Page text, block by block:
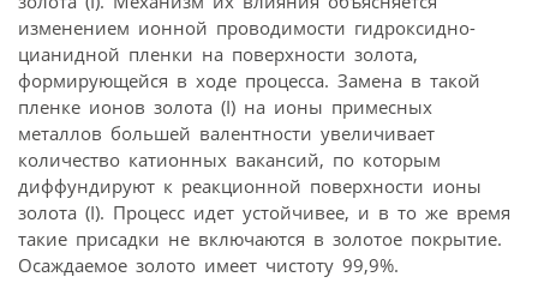
изменением ионной проводимости гидроксидно-
цианидной пленки на поверхности золота,
формирующейся в ходе процесса. Замена в такой
пленке ионов золота (I) на ионы примесных
металлов большей валентности увеличивает
количество катионных вакансий, по которым
диффундируют к реакционной поверхности ионы
золота (I). Процесс идет устойчивее, и в то же время
такие присадки не включаются в золотое покрытие.
Осаждаемое золото имеет чистоту 99,9%.